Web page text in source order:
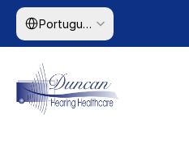
Select Language
Portuguese (Brazil)